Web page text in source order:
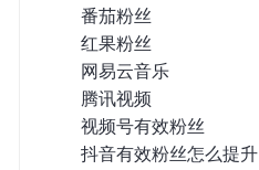
番茄粉丝
红果粉丝
网易云音乐
腾讯视频
视频号有效粉丝
抖音有效粉丝怎么提升